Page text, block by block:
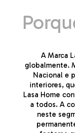
A Marca
globalmente.
Nacional e
interiores,
Lasa Home
a todos. A
neste